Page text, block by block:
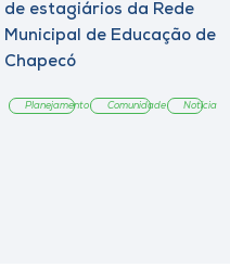
de estagiários da Rede
Municipal de Educação de
Chapecó
Planejamento Comunidade Notícia